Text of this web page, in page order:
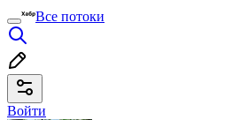
Все потоки
Войти